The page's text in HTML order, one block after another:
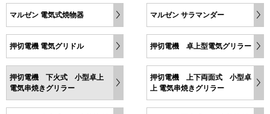
マルゼン 電気式焼物器 マルゼン サラマンダー
押切電機 電気グリドル 押切電機 卓上型電気グリラー
押切電機 下火式 小型卓上
電気串焼きグリラー
押切電機 上下両面式 小型卓
上 電気串焼きグリラー